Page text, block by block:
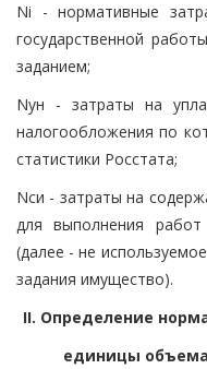
Ni - нормативные
государственной
заданием;
Nун - затраты на
налогообложения по
статистики Росстата;
Nси - затраты на
для выполнения
(далее - не
задания имущество).
II. Определение
единицы